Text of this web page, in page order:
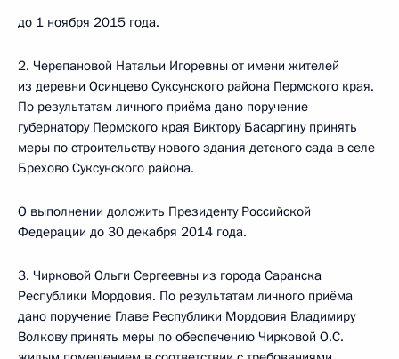
до 1 ноября 2015 года.
2. Черепановой Натальи Игоревны от имени жителей
из деревни Осинцево Суксунского района Пермского края.
По результатам личного приёма дано поручение
губернатору Пермского края Виктору Басаргину принять
меры по строительству нового здания детского сада в селе
Брехово Суксунского района.
О выполнении доложить Президенту Российской
Федерации до 30 декабря 2014 года.
3. Чирковой Ольги Сергеевны из города Саранска
Республики Мордовия. По результатам личного приёма
дано поручение Главе Республики Мордовия Владимиру
Волкову принять меры по обеспечению Чирковой О.С.